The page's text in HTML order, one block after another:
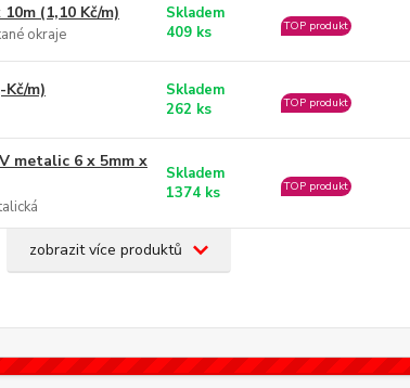
(1,10 Kč/m)
okraje
Skladem
409 ks
TOP produkt
m)
Skladem
262 ks
TOP produkt
metalic 6 x 5mm x
Skladem
1374 ks
TOP produkt
zobrazit více produktů